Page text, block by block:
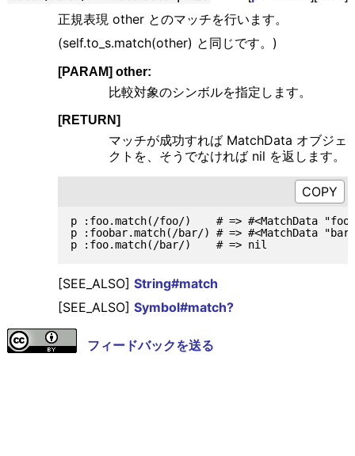
正規表現 other とのマッチを行います。
(self.to_s.match(other) と同じです。)
[PARAM] other:
比較対象のシンボルを指定します。
[RETURN]
マッチが成功すれば MatchData オブジェ
クトを、そうでなければ nil を返します。
p :foo.match(/foo/)    # => #<MatchData
p :foobar.match(/bar/) # => #<MatchData
[SEE_ALSO] String#match
[SEE_ALSO] Symbol#match?
フィードバックを送る